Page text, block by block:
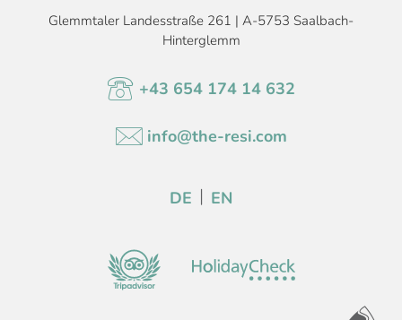
Glemmtaler Landesstraße 261 | A-5753 Saalbach-
Hinterglemm
+43 654 174 14 632
info@the-resi.com
DE EN